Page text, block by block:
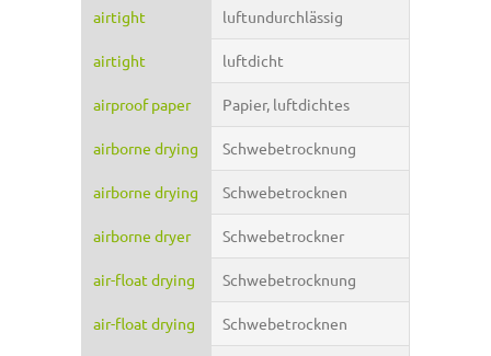
airtight luftundurchlässig
airtight luftdicht
airproof paper Papier, luftdichtes
airborne drying Schwebetrocknung
airborne drying Schwebetrocknen
airborne dryer Schwebetrockner
air-float drying Schwebetrocknung
air-float drying Schwebetrocknen